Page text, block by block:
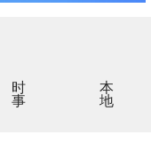
时事 本地